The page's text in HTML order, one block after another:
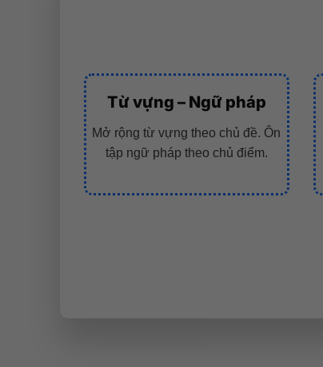
Từ vựng – Ngữ pháp
Mở rộng từ vựng theo chủ đề. Ôn
tập ngữ pháp theo chủ điểm.